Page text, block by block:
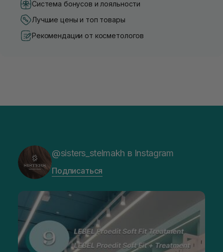
Система бонусов и лояльности
Лучшие цены и топ товары
Рекомендации от косметологов
@sisters_stelmakh в Instagram
Подписаться